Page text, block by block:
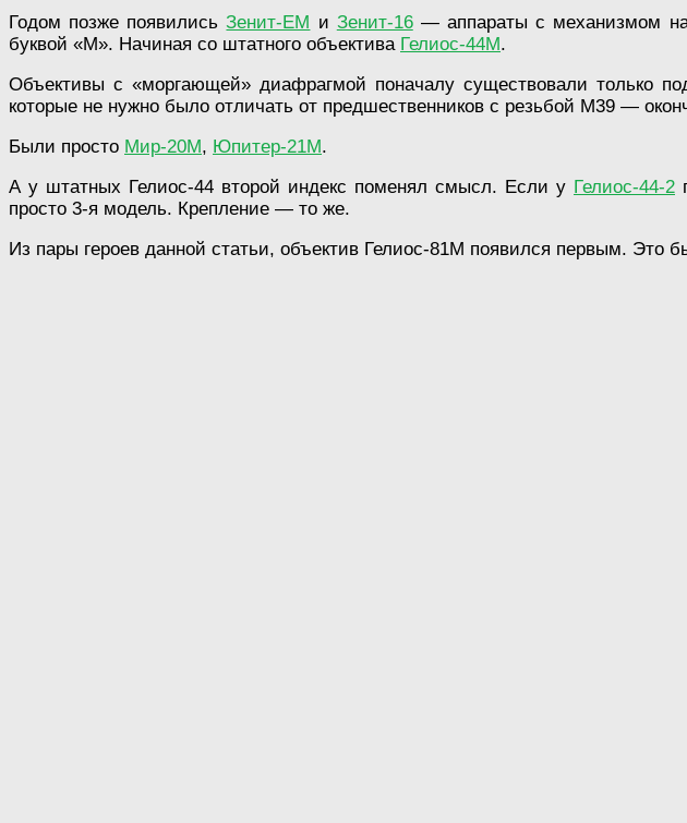
Годом позже появилисьЗенит-ЕМ и Зенит-16— аппараты с механизмом
буквой «М». Начиная со штатного объектива Гелиос-44М.
Объективы с «моргающей» диафрагмой поначалу существовали только
которые не нужно было отличать от предшественников с резьбой М39 —
Были просто Мир-20М, Юпитер-21М.
А у штатных Гелиос-44 второй индекс поменял смысл. Если у Гелиос-44-2
просто 3-я модель. Крепление — то же.
Из пары героев данной статьи, объектив Гелиос-81М появился первым. Это